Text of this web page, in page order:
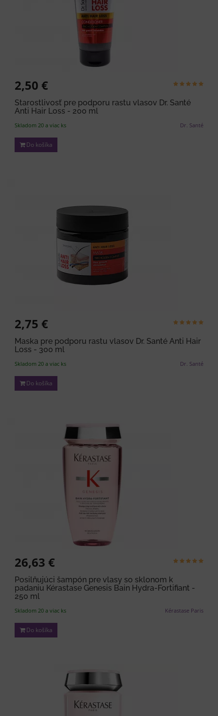
2,50 €
Starostlivosť pre podporu rastu vlasov Dr. Santé
Anti Hair Loss - 200 ml
Dr. Santé
Skladom 20 a viac ks
Do košíka
2,75 €
Maska pre podporu rastu vlasov Dr. Santé Anti Hair
Loss - 300 ml
Dr. Santé
Skladom 20 a viac ks
Do košíka
26,63 €
Posilňujúci šampón pre vlasy so sklonom k
padaniu Kérastase Genesis Bain Hydra-Fortifiant -
250 ml
Kérastase Paris
Skladom 20 a viac ks
Do košíka